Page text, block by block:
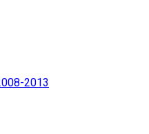
2013